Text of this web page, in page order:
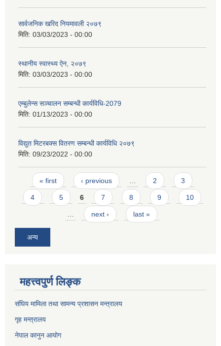
सार्वजनिक खरिद नियमावली २०७९
मिति: 03/03/2023 - 00:00
स्थानीय स्वास्थ्य ऐन, २०७९
मिति: 03/03/2023 - 00:00
एम्बुलेन्स सञ्चालन सम्बन्धी कार्यविधि-2079
मिति: 01/13/2023 - 00:00
विद्युत मिटरबक्स वितरण सम्बन्धी कार्यविधि २०७९
मिति: 09/23/2022 - 00:00
Pages
« first ‹ previous 2 3
4 5 6 7 8 9 10
next › last »
अन्य
महत्त्वपुर्ण लिङ्क
संघिय मामिला तथा सामन्य प्रशासन मन्त्रालय
गृह मन्त्रालय
नेपाल कानुन आयोग